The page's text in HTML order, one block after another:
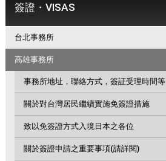
簽證・VISAS
台北事務所
高雄事務所
事務所地址，聯絡方式，簽証受理時間等
關於對台灣居民繼續實施免簽證措施
致以免簽證方式入境日本之各位
關於簽證申請之重要事項(請詳閱)